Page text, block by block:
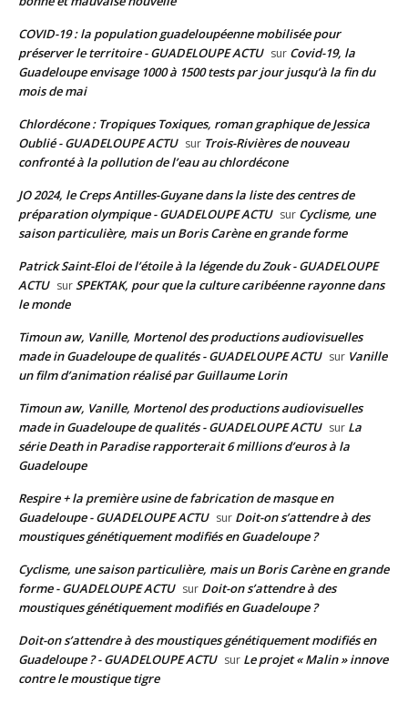
COVID-19 : la population guadeloupéenne mobilisée pour
préserver le territoire - GUADELOUPE ACTU sur Covid-19, la
Guadeloupe envisage 1000 à 1500 tests par jour jusqu’à la fin du
mois de mai
Chlordécone : Tropiques Toxiques, roman graphique de Jessica
Oublié - GUADELOUPE ACTU sur Trois-Rivières de nouveau
confronté à la pollution de l’eau au chlordécone
JO 2024, le Creps Antilles-Guyane dans la liste des centres de
préparation olympique - GUADELOUPE ACTU sur Cyclisme, une
saison particulière, mais un Boris Carène en grande forme
Patrick Saint-Eloi de l’étoile à la légende du Zouk - GUADELOUPE
ACTU surSPEKTAK, pour que la culture caribéenne rayonne dans
le monde
Timoun aw, Vanille, Mortenol des productions audiovisuelles
made in Guadeloupe de qualités - GUADELOUPE ACTU sur Vanille
un film d’animation réalisé par Guillaume Lorin
Timoun aw, Vanille, Mortenol des productions audiovisuelles
made in Guadeloupe de qualités - GUADELOUPE ACTU sur La
série Death in Paradise rapporterait 6 millions d’euros à la
Guadeloupe
Respire + la première usine de fabrication de masque en
Guadeloupe - GUADELOUPE ACTU sur Doit-on s’attendre à des
moustiques génétiquement modifiés en Guadeloupe ?
Cyclisme, une saison particulière, mais un Boris Carène en grande
forme - GUADELOUPE ACTU sur Doit-on s’attendre à des
moustiques génétiquement modifiés en Guadeloupe ?
Doit-on s’attendre à des moustiques génétiquement modifiés en
Guadeloupe ? - GUADELOUPE ACTU sur Le projet « Malin » innove
contre le moustique tigre